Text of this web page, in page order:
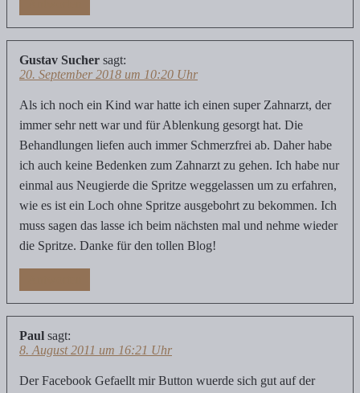
Gustav Sucher sagt:
20. September 2018 um 10:20 Uhr
Als ich noch ein Kind war hatte ich einen super Zahnarzt, der
immer sehr nett war und für Ablenkung gesorgt hat. Die
Behandlungen liefen auch immer Schmerzfrei ab. Daher habe
ich auch keine Bedenken zum Zahnarzt zu gehen. Ich habe nur
einmal aus Neugierde die Spritze weggelassen um zu erfahren,
wie es ist ein Loch ohne Spritze ausgebohrt zu bekommen. Ich
muss sagen das lasse ich beim nächsten mal und nehme wieder
die Spritze. Danke für den tollen Blog!
Paul sagt:
8. August 2011 um 16:21 Uhr
Der Facebook Gefaellt mir Button wuerde sich gut auf der